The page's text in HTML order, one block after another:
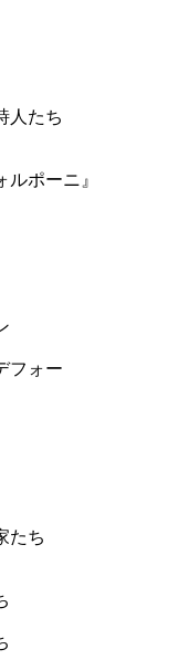
たち
ポーニ』
ォー
ち